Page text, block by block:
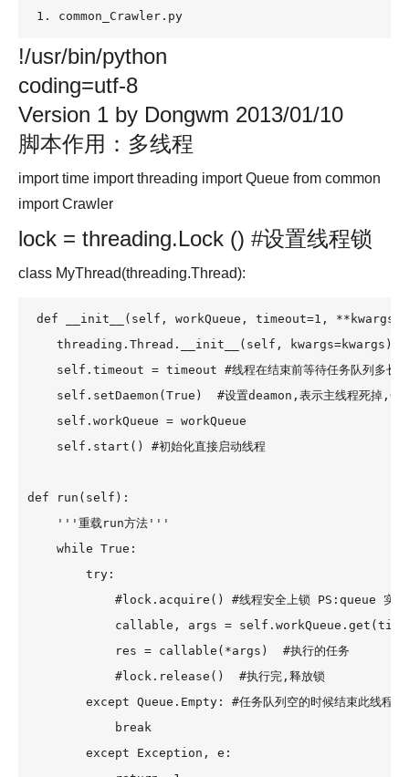
1. common_Crawler.py
!/usr/bin/python
coding=utf-8
Version 1 by Dongwm 2013/01/10
脚本作用：多线程
import time import threading import Queue from common
import Crawler
lock = threading.Lock () #设置线程锁
class MyThread(threading.Thread):
def __init__(self, workQueue, timeout=1, **kwargs):
    threading.Thread.__init__(self, kwargs=kwargs)
self.timeout = timeout #线程在结束前等待任务队列多长
self.setDaemon(True)  #设置deamon,表示主线程死掉,子
    self.workQueue = workQueue
    self.start() #初始化直接启动线程
def run(self):
    '''重载run方法'''
    while True:
        try:
#lock.acquire() #线程安全上锁 PS:queue 实现
callable, args =
            res = callable(*args)  #执行的任务
            #lock.release()  #执行完,释放锁
        except Queue.Empty: #任务队列空的时候结束此线程
            break
        except Exception, e: